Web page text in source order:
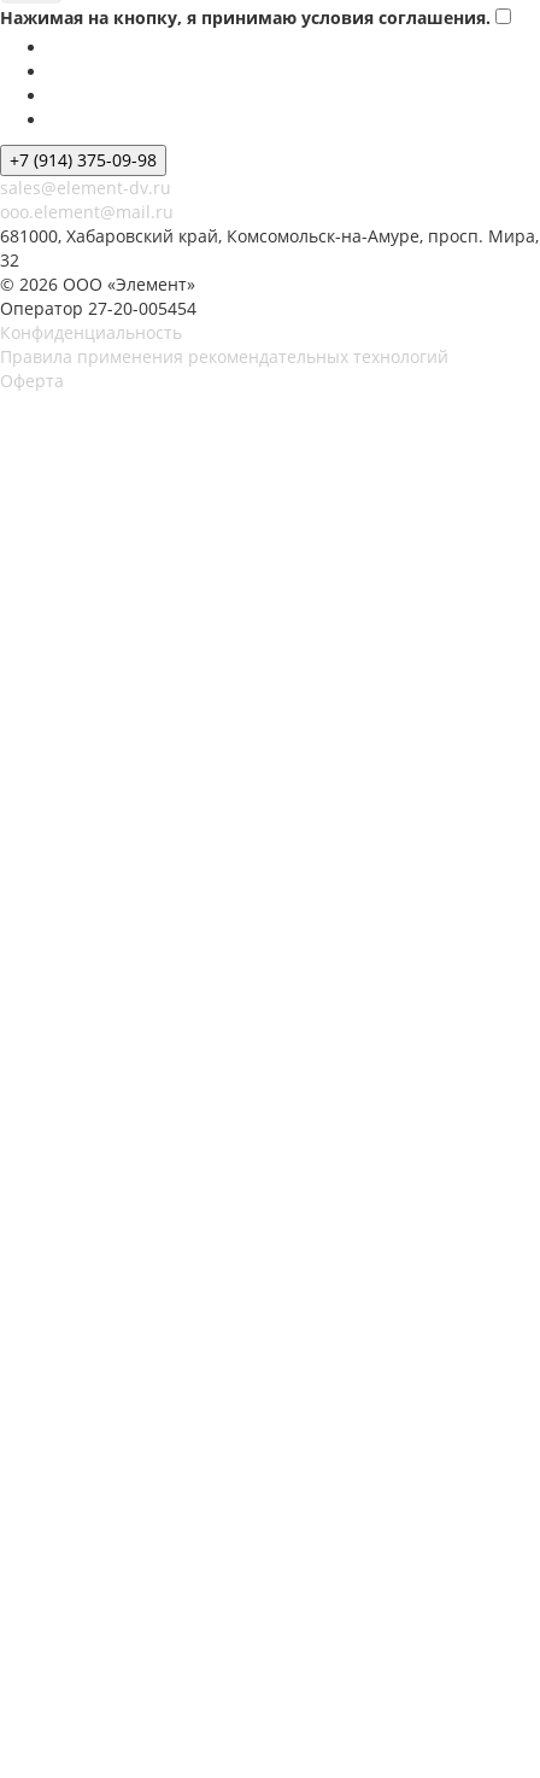
Нажимая на кнопку, я принимаю условия соглашения.
+7 (914) 375-09-98
sales@element-dv.ru
ooo.element@mail.ru
681000, Хабаровский край, Комсомольск-на-Амуре, просп. Мира,
32
© 2026 ООО «Элемент»
Оператор 27-20-005454
Конфиденциальность
Правила применения рекомендательных технологий
Оферта